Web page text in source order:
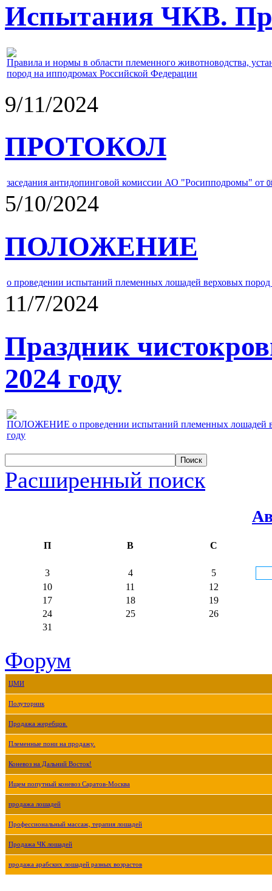
Испытания ЧКВ.
Правила и нормы в области племенного животноводства,
пород на ипподромах Российской Федерации
9/11/2024
ПРОТОКОЛ
заседания антидопинговой комиссии АО "Росипподромы" от
5/10/2024
ПОЛОЖЕНИЕ
о проведении испытаний племенных лошадей верховых
11/7/2024
Праздник
2024 году
ПОЛОЖЕНИЕ о проведении испытаний племенных лошадей
году
Расширенный поиск
П В С
3 4
5
10
11
12
17
18
19
24
25
26
31
Форум
ЦМИ
Полуторник
Продажа жеребцов.
Племенные пони на продажу.
Коневоз на Дальний Восток!
Ищем попутный коневоз Саратов-Москва
продажа лошадей
Профессиональный массаж, терапия лошадей
Продажа ЧК лошадей
продажа арабских лошадей разных возрастов